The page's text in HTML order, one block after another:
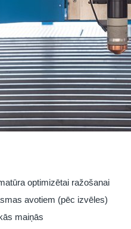
optimizētai ražošanai
avotiem (pēc izvēles)
maiņās